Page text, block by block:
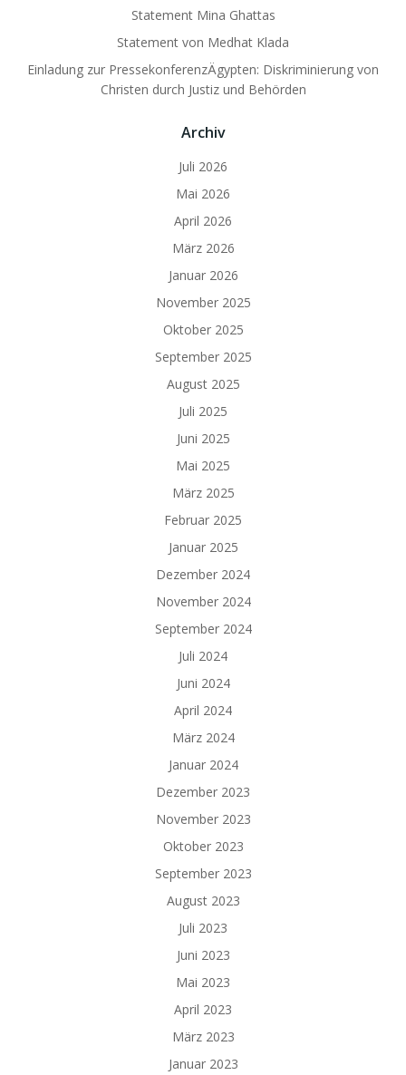
Statement Mina Ghattas
Statement von Medhat Klada
Einladung zur PressekonferenzÄgypten: Diskriminierung von
Christen durch Justiz und Behörden
Archiv
Juli 2026
Mai 2026
April 2026
März 2026
Januar 2026
November 2025
Oktober 2025
September 2025
August 2025
Juli 2025
Juni 2025
Mai 2025
März 2025
Februar 2025
Januar 2025
Dezember 2024
November 2024
September 2024
Juli 2024
Juni 2024
April 2024
März 2024
Januar 2024
Dezember 2023
November 2023
Oktober 2023
September 2023
August 2023
Juli 2023
Juni 2023
Mai 2023
April 2023
März 2023
Januar 2023